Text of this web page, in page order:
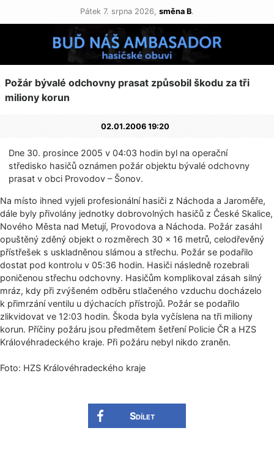
Pátek 7. srpna 2026, směna B.
Požár bývalé odchovny prasat způsobil škodu za tři
miliony korun
02.01.2006 19:20
Dne 30. prosince 2005 v 04:03 hodin byl na operační
středisko hasičů oznámen požár objektu bývalé odchovny
prasat v obci Provodov – Šonov.
Na místo ihned vyjeli profesionální hasiči z Náchoda a Jaroměře,
dále byly přivolány jednotky dobrovolných hasičů z České Skalice,
Nového Města nad Metují, Provodova a Náchoda. Požár zasáhl
opuštěný zděný objekt o rozměrech 30 × 16 metrů, celodřevěný
přístřešek s uskladněnou slámou a střechu. Požár se podařilo
dostat pod kontrolu v 05:36 hodin. Hasiči následně rozebrali
poničenou střechu odchovny. Hasičům komplikoval zásah silný
mráz, kdy při zvýšeném odběru stlačeného vzduchu docházelo
k přimrzání ventilu u dýchacích přístrojů. Požár se podařilo
zlikvidovat ve 12:03 hodin. Škoda byla vyčíslena na tři miliony
korun. Příčiny požáru jsou předmětem šetření Policie ČR a HZS
Královéhradeckého kraje. Při požáru nebyl nikdo zraněn.
Foto: HZS Královéhradec­kého kraje
Sdílet